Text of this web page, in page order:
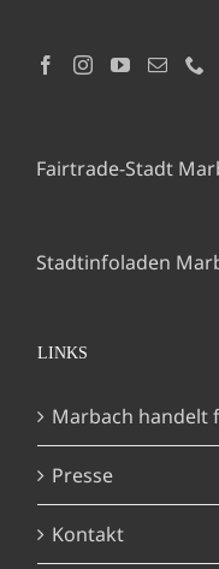
Fairtrade-Stadt
Stadtinfoladen
LINKS
Marbach handelt
Presse
Kontakt